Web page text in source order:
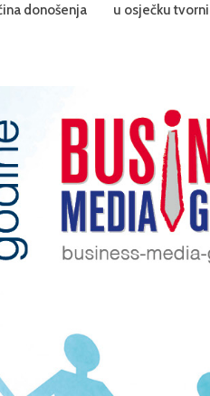
donošenja
u osječku